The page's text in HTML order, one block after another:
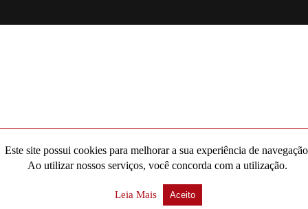
Este site possui cookies para melhorar a sua experiência de
Ao utilizar nossos serviços, você concorda com a utilização.
Leia Mais Aceito